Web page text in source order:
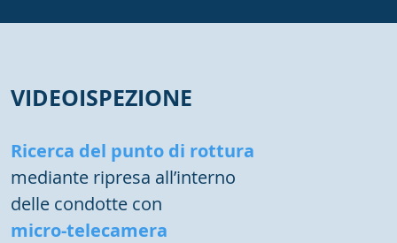
VIDEOISPEZIONE
Ricerca del punto di rottura
mediante ripresa all’interno
delle condotte con
micro-telecamera